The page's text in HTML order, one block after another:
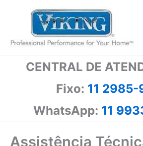
conteúdo
CENTRAL DE
Fixo: 11 2985-
WhatsApp: 11
Assistência